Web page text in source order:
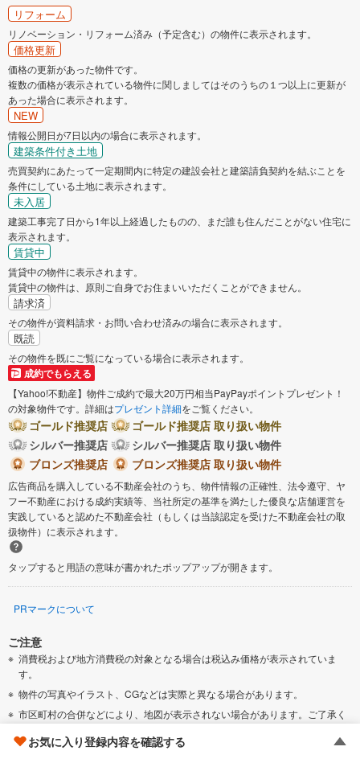
国立市
狛江市
清瀬市 東久留米市
武蔵村山市 多摩市
稲城市 羽村市
あきる野市 西東京市
西多摩郡瑞穂町
西多摩郡檜原村
大島町
リフォーム
リノベーション・リフォーム済み（予定含む）の物件に表示されます。
価格更新
価格の更新があった物件です。
複数の価格が表示されている物件に関しましてはそのうちの１つ以上に更新が
あった場合に表示されます。
NEW
情報公開日が7日以内の場合に表示されます。
建築条件付き土地
売買契約にあたって一定期間内に特定の建設会社と建築請負契約を結ぶことを
条件にしている土地に表示されます。
未入居
建築工事完了日から1年以上経過したものの、まだ誰も住んだことがない住宅に
表示されます。
賃貸中
賃貸中の物件に表示されます。
賃貸中の物件は、原則ご自身でお住まいいただくことができません。
請求済
その物件が資料請求・お問い合わせ済みの場合に表示されます。
既読
その物件を既にご覧になっている場合に表示されます。
成約でもらえる
【Yahoo!不動産】物件ご成約で最大20万円相当PayPayポイントプレゼント！
の対象物件です。詳細はプレゼント詳細をご覧ください。
ゴールド推奨店
ゴールド推奨店 取り扱い物件
シルバー推奨店
シルバー推奨店 取り扱い物件
ブロンズ推奨店
ブロンズ推奨店 取り扱い物件
広告商品を購入している不動産会社のうち、物件情報の正確性、法令遵守、ヤ
フー不動産における成約実績等、当社所定の基準を満たした優良な店舗運営を
実践していると認めた不動産会社（もしくは当該認定を受けた不動産会社の取
扱物件）に表示されます。
タップすると用語の意味が書かれたポップアップが開きます。
PRマークについて
ご注意
消費税および地方消費税の対象となる場合は税込み価格が表示されていま
す。
物件の写真やイラスト、CGなどは実際と異なる場合があります。
市区町村の合併などにより、地図が表示されない場合があります。ご了承く
「新築一戸建て」には、完成後1年を経過している未入居物件が掲載されてい
お気に入り登録内容を確認する